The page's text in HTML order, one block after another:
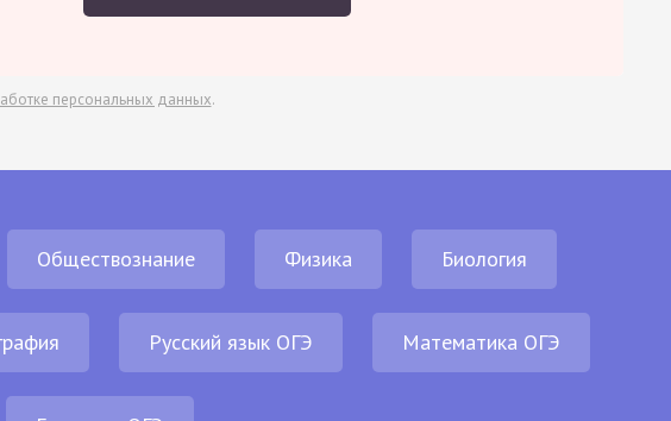
персональных данных.
Обществознание Физика Биология
Русский язык ОГЭ Математика ОГЭ